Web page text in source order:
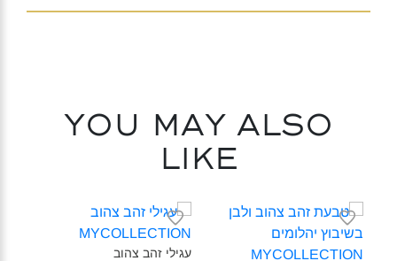
You may also
like
עגילי זהב צהוב